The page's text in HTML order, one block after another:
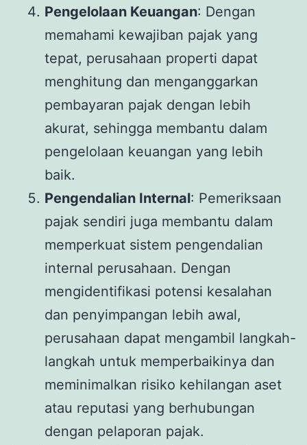
Pengelolaan Keuangan: Dengan
memahami kewajiban pajak yang
tepat, perusahaan properti dapat
menghitung dan menganggarkan
pembayaran pajak dengan lebih
akurat, sehingga membantu dalam
pengelolaan keuangan yang lebih
baik.
Pengendalian Internal: Pemeriksaan
pajak sendiri juga membantu dalam
memperkuat sistem pengendalian
internal perusahaan. Dengan
mengidentifikasi potensi kesalahan
dan penyimpangan lebih awal,
perusahaan dapat mengambil langkah-
langkah untuk memperbaikinya dan
meminimalkan risiko kehilangan aset
atau reputasi yang berhubungan
dengan pelaporan pajak.